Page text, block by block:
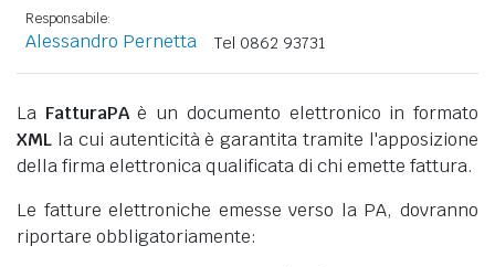
Responsabile:
Alessandro Pernetta Tel 0862 93731
La FatturaPAè un documento elettronico in formato
XML la cui autenticità è garantita tramite l'apposizione
della firma elettronica qualificata di chi emette fattura.
Le fatture elettroniche emesse verso la PA, dovranno
riportare obbligatoriamente: